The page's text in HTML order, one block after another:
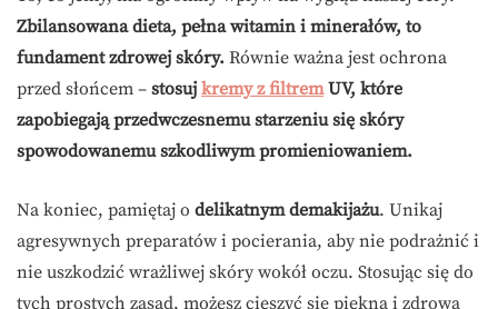
Zbilansowana dieta, pełna witamin i minerałów, to
fundament zdrowej skóry. Równie ważna jest ochrona
przed słońcem – stosuj kremy z filtremUV, które
zapobiegają przedwczesnemu starzeniu się skóry
spowodowanemu szkodliwym promieniowaniem.
Na koniec, pamiętaj o delikatnym demakijażu. Unikaj
agresywnych preparatów i pocierania, aby nie podrażnić i
nie uszkodzić wrażliwej skóry wokół oczu. Stosując się do
tych prostych zasad, możesz cieszyć się piękną i zdrową